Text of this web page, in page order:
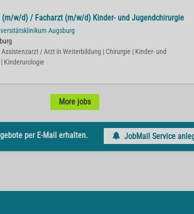
(m/w/d) / Facharzt (m/w/d) Kinder- und Jugendchirurgie
Augsburg
/ Arzt in Weiterbildung | Chirurgie | Kinder- und
Kinderurologie
More jobs
per E-Mail erhalten. JobMail Service